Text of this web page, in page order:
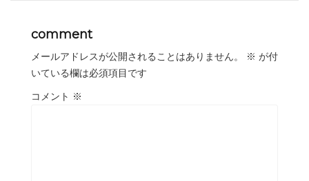
comment
メールアドレスが公開されることはありません。 ※ が付
いている欄は必須項目です
コメント ※